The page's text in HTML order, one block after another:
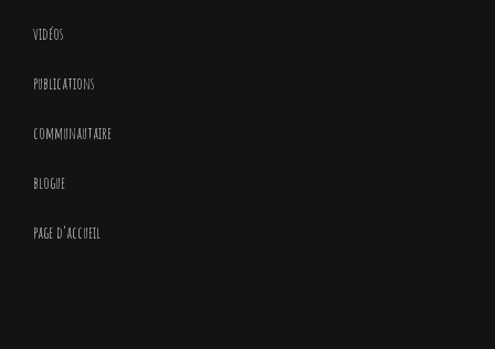
vidéos
publications
communautaire
blogue
page d’accueil